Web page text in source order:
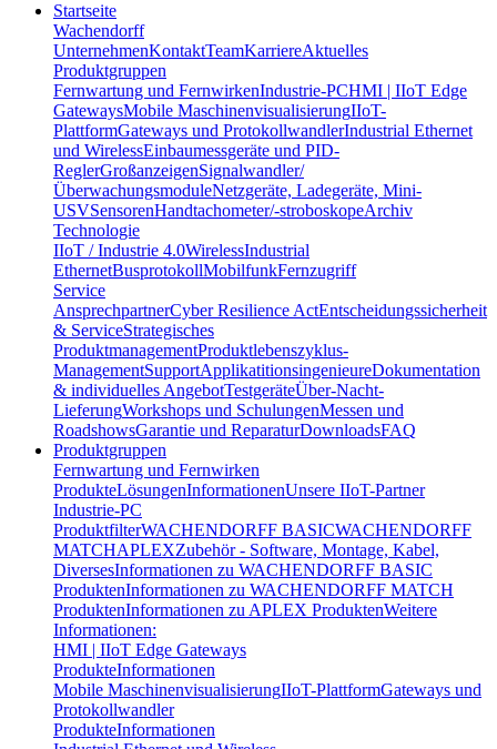
Startseite
Wachendorff
UnternehmenKontaktTeamKarriereAktuelles
Produktgruppen
Fernwartung und FernwirkenIndustrie-PCHMI | IIoT Edge
GatewaysMobile MaschinenvisualisierungIIoT-
PlattformGateways und ProtokollwandlerIndustrial Ethernet
und WirelessEinbaumessgeräte und PID-
ReglerGroßanzeigenSignalwandler/
ÜberwachungsmoduleNetzgeräte, Ladegeräte, Mini-
USVSensorenHandtachometer/-stroboskopeArchiv
Technologie
IIoT / Industrie 4.0WirelessIndustrial
EthernetBusprotokollMobilfunkFernzugriff
Service
AnsprechpartnerCyber Resilience ActEntscheidungssicherheit
& ServiceStrategisches
ProduktmanagementProduktlebenszyklus-
ManagementSupportApplikatitionsingenieureDokumentation
& individuelles AngebotTestgeräteÜber-Nacht-
LieferungWorkshops und SchulungenMessen und
RoadshowsGarantie und ReparaturDownloadsFAQ
Produktgruppen
Fernwartung und Fernwirken
ProdukteLösungenInformationenUnsere IIoT-Partner
Industrie-PC
ProduktfilterWACHENDORFF BASICWACHENDORFF
MATCHAPLEXZubehör - Software, Montage, Kabel,
DiversesInformationen zu WACHENDORFF BASIC
ProduktenInformationen zu WACHENDORFF MATCH
ProduktenInformationen zu APLEX ProduktenWeitere
Informationen:
HMI | IIoT Edge Gateways
ProdukteInformationen
Mobile MaschinenvisualisierungIIoT-PlattformGateways und
Protokollwandler
ProdukteInformationen